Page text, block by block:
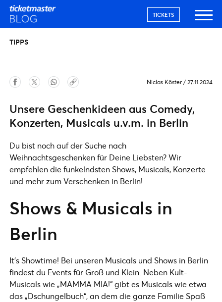
TICKETS
TIPPS
Niclas Köster / 27.11.2024
Unsere Geschenkideen aus Comedy,
Konzerten, Musicals u.v.m. in Berlin
Du bist noch auf der Suche nach
Weihnachtsgeschenken für Deine Liebsten? Wir
empfehlen die funkelndsten Shows, Musicals, Konzerte
und mehr zum Verschenken in Berlin!
Shows & Musicals in
Berlin
It’s Showtime! Bei unseren Musicals und Shows in Berlin
findest du Events für Groß und Klein. Neben Kult-
Musicals wie „MAMMA MIA!“ gibt es Musicals wie etwa
das „Dschungelbuch“, an dem die ganze Familie Spaß